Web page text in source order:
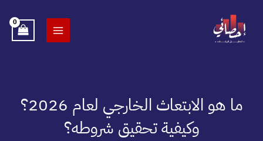
المحتوى
ما هو الابتعاث الخارجي لعام 2026؟
وكيفية تحقيق شروطه؟